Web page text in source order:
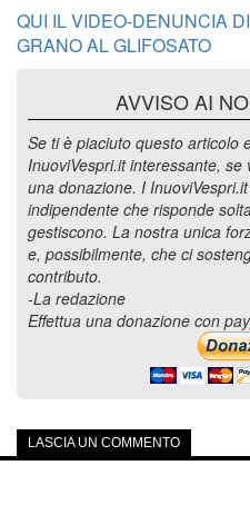
QUI IL VIDEO-DENUNCIA
GRANO AL GLIFOSATO
AVVISO AI
Se ti è piaciuto questo articolo
InuoviVespri.it interessante,
una donazione. I
indipendente che risponde
gestiscono. La nostra unica
e, possibilmente, che ci
contributo.
-La redazione
Effettua una donazione con
LASCIA UN COMMENTO